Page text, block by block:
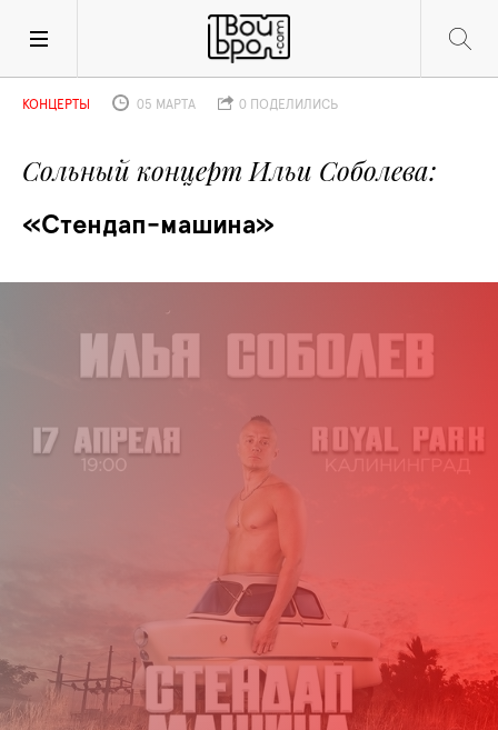
Сольный концерт Ильи Соболева
«Стендап-машина»
КОНЦЕРТЫ 05 МАРТА 0 ПОДЕЛИЛИСЬ